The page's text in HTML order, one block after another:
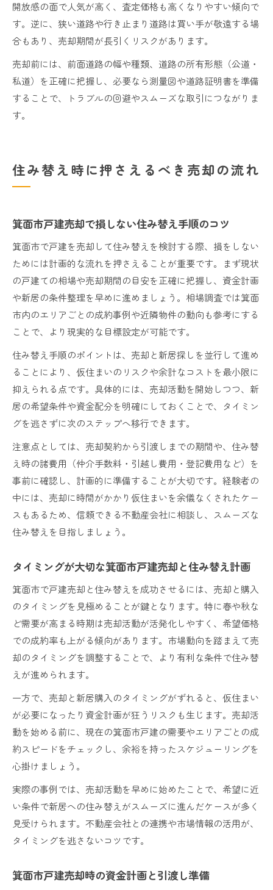
開放感の面で人気が高く、査定価格も高くなりやすい傾向で
す。逆に、狭い道路や行き止まり道路は買い手が敬遠する場
合もあり、売却期間が長引くリスクがあります。
売却前には、前面道路の幅や種類、道路の所有形態（公道・
私道）を正確に把握し、必要なら測量図や道路証明書を準備
することで、トラブルの回避やスムーズな取引につながりま
す。
住み替え時に押さえるべき売却の流れ
箕面市戸建売却で損しない住み替え手順のコツ
箕面市で戸建を売却して住み替えを検討する際、損をしない
ためには計画的な流れを押さえることが重要です。まず現状
の戸建ての相場や売却期間の目安を正確に把握し、資金計画
や新居の条件整理を早めに進めましょう。相場調査では箕面
市内のエリアごとの成約事例や近隣物件の動向も参考にする
ことで、より現実的な目標設定が可能です。
住み替え手順のポイントは、売却と新居探しを並行して進め
ることにより、仮住まいのリスクや余計なコストを最小限に
抑えられる点です。具体的には、売却活動を開始しつつ、新
居の希望条件や資金配分を明確にしておくことで、タイミン
グを逃さずに次のステップへ移行できます。
注意点としては、売却契約から引渡しまでの期間や、住み替
え時の諸費用（仲介手数料・引越し費用・登記費用など）を
事前に確認し、計画的に準備することが大切です。経験者の
中には、売却に時間がかかり仮住まいを余儀なくされたケー
スもあるため、信頼できる不動産会社に相談し、スムーズな
住み替えを目指しましょう。
タイミングが大切な箕面市戸建売却と住み替え計画
箕面市で戸建売却と住み替えを成功させるには、売却と購入
のタイミングを見極めることが鍵となります。特に春や秋な
ど需要が高まる時期は売却活動が活発化しやすく、希望価格
での成約率も上がる傾向があります。市場動向を踏まえて売
却のタイミングを調整することで、より有利な条件で住み替
えが進められます。
一方で、売却と新居購入のタイミングがずれると、仮住まい
が必要になったり資金計画が狂うリスクも生じます。売却活
動を始める前に、現在の箕面市戸建の需要やエリアごとの成
約スピードをチェックし、余裕を持ったスケジューリングを
心掛けましょう。
実際の事例では、売却活動を早めに始めたことで、希望に近
い条件で新居への住み替えがスムーズに進んだケースが多く
見受けられます。不動産会社との連携や市場情報の活用が、
タイミングを逃さないコツです。
箕面市戸建売却時の資金計画と引渡し準備